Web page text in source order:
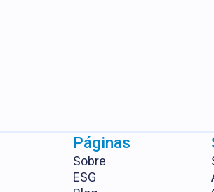
Páginas
Sobre
ESG